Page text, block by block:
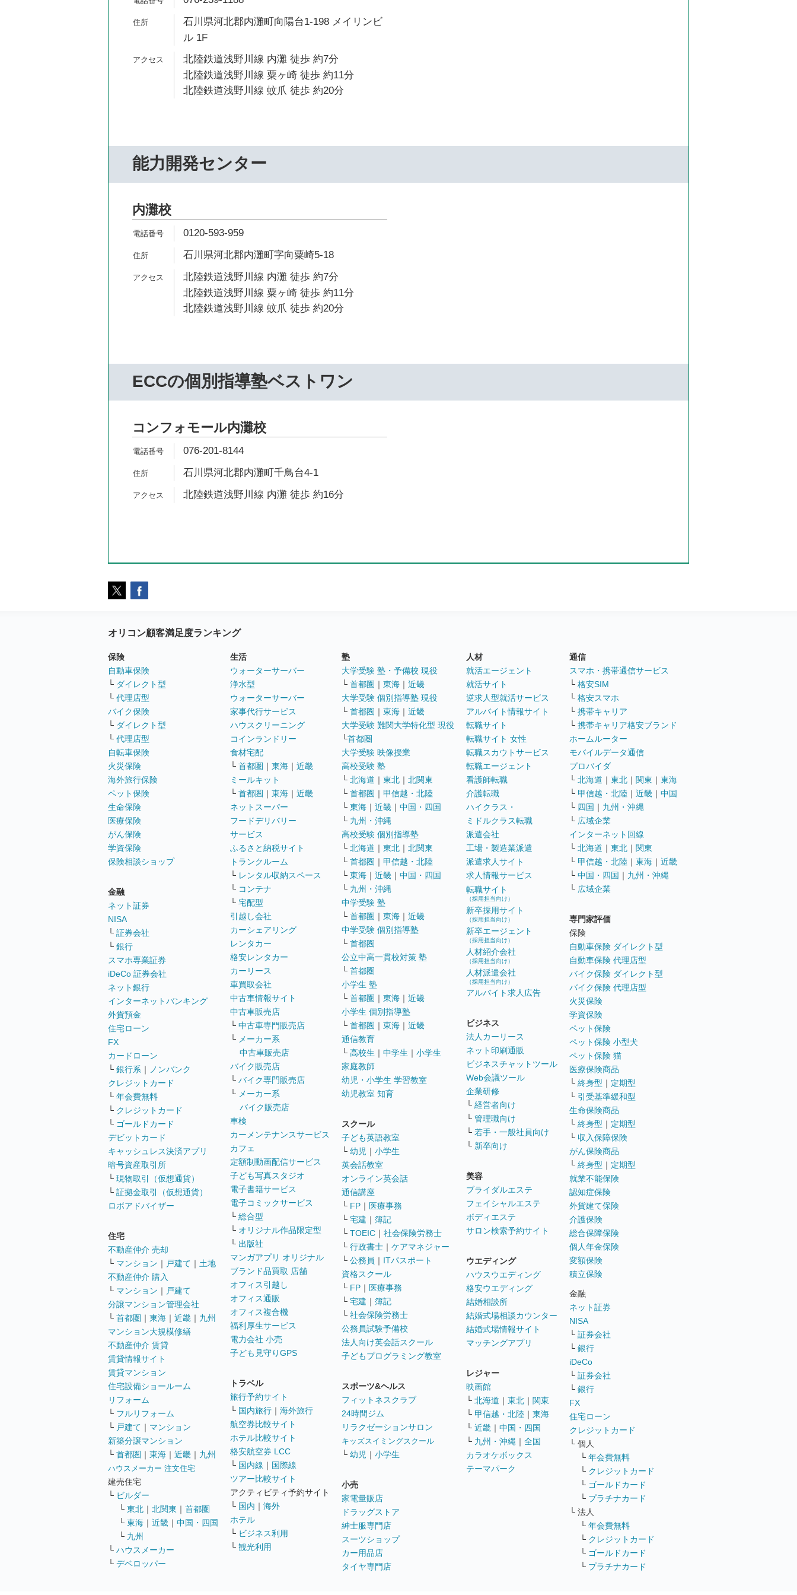
石川県河北郡内灘町向陽台1-198 メイリンビ
ル 1F
北陸鉄道浅野川線 内灘 徒歩 約7分
北陸鉄道浅野川線 粟ヶ崎 徒歩 約11分
北陸鉄道浅野川線 蚊爪 徒歩 約20分
能力開発センター
内灘校
0120-593-959
石川県河北郡内灘町字向粟崎5-18
北陸鉄道浅野川線 内灘 徒歩 約7分
北陸鉄道浅野川線 粟ヶ崎 徒歩 約11分
北陸鉄道浅野川線 蚊爪 徒歩 約20分
ECCの個別指導塾ベストワン
コンフォモール内灘校
076-201-8144
石川県河北郡内灘町千鳥台4-1
北陸鉄道浅野川線 内灘 徒歩 約16分
オリコン顧客満足度ランキング
保険
自動車保険
└ ダイレクト型
└ 代理店型
バイク保険
└ ダイレクト型
└ 代理店型
自転車保険
火災保険
海外旅行保険
ペット保険
生命保険
医療保険
がん保険
学資保険
保険相談ショップ
金融
ネット証券
NISA
└ 証券会社
└ 銀行
スマホ専業証券
iDeCo 証券会社
ネット銀行
インターネットバンキング
外貨預金
住宅ローン
FX
カードローン
└ 銀行系 ｜
ノンバンク
クレジットカード
└ 年会費無料
└ クレジットカード
└ ゴールドカード
デビットカード
キャッシュレス決済アプリ
暗号資産取引所
└ 現物取引（仮想通貨）
└ 証拠金取引（仮想通貨）
ロボアドバイザー
住宅
不動産仲介 売却
└ マンション ｜ 戸建て ｜ 土地
不動産仲介 購入
└ マンション ｜ 戸建て
分譲マンション管理会社
└ 首都圏 ｜ 東海 ｜ 近畿 ｜ 九州
マンション大規模修繕
不動産仲介 賃貸
賃貸情報サイト
賃貸マンション
住宅設備ショールーム
リフォーム
└ フルリフォーム
└ 戸建て ｜ マンション
新築分譲マンション
└ 首都圏 ｜ 東海 ｜ 近畿 ｜ 九州
ハウスメーカー 注文住宅
建売住宅
└ ビルダー
└ 東北 ｜ 北関東 ｜ 首都圏
└ 東海 ｜ 近畿 ｜ 中国・四国
└ 九州
└ ハウスメーカー
└ デベロッパー
生活
ウォーターサーバー
浄水型
ウォーターサーバー
家事代行サービス
ハウスクリーニング
コインランドリー
食材宅配
└ 首都圏 ｜ 東海 ｜ 近畿
ミールキット
└ 首都圏 ｜ 東海 ｜ 近畿
ネットスーパー
フードデリバリー
サービス
ふるさと納税サイト
トランクルーム
└ レンタル収納スペース
└ コンテナ
└ 宅配型
引越し会社
カーシェアリング
レンタカー
格安レンタカー
カーリース
車買取会社
中古車情報サイト
中古車販売店
└ 中古車専門販売店
└ メーカー系
中古車販売店
バイク販売店
└ バイク専門販売店
└ メーカー系
バイク販売店
車検
カーメンテナンスサービス
カフェ
定額制動画配信サービス
子ども写真スタジオ
電子書籍サービス
電子コミックサービス
└ 総合型
└ オリジナル作品限定型
└ 出版社
マンガアプリ オリジナル
ブランド品買取 店舗
オフィス引越し
オフィス通販
オフィス複合機
福利厚生サービス
電力会社 小売
子ども見守りGPS
トラベル
旅行予約サイト
└ 国内旅行 ｜ 海外旅行
航空券比較サイト
ホテル比較サイト
格安航空券 LCC
└ 国内線 ｜ 国際線
ツアー比較サイト
アクティビティ予約サイト
└ 国内 ｜ 海外
ホテル
└ ビジネス利用
└ 観光利用
塾
大学受験 塾・予備校 現役
└ 首都圏 ｜ 東海 ｜ 近畿
大学受験 個別指導塾 現役
└ 首都圏 ｜ 東海 ｜ 近畿
大学受験 難関大学特化型 現役
└首都圏
大学受験 映像授業
高校受験 塾
└ 北海道 ｜ 東北 ｜ 北関東
└ 首都圏 ｜ 甲信越・北陸
└ 東海 ｜ 近畿 ｜ 中国・四国
└ 九州・沖縄
高校受験 個別指導塾
└ 北海道 ｜ 東北 ｜ 北関東
└ 首都圏 ｜ 甲信越・北陸
└ 東海 ｜ 近畿 ｜ 中国・四国
└ 九州・沖縄
中学受験 塾
└ 首都圏 ｜ 東海 ｜ 近畿
中学受験 個別指導塾
└ 首都圏
公立中高一貫校対策 塾
└ 首都圏
小学生 塾
└ 首都圏 ｜ 東海 ｜ 近畿
小学生 個別指導塾
└ 首都圏 ｜ 東海 ｜ 近畿
通信教育
└ 高校生 ｜ 中学生 ｜ 小学生
家庭教師
幼児・小学生 学習教室
幼児教室 知育
スクール
子ども英語教室
└ 幼児 ｜ 小学生
英会話教室
オンライン英会話
通信講座
└ FP ｜ 医療事務
└ 宅建 ｜ 簿記
└ TOEIC ｜ 社会保険労務士
└ 行政書士 ｜ ケアマネジャー
└ 公務員 ｜ ITパスポート
資格スクール
└ FP ｜ 医療事務
└ 宅建 ｜ 簿記
└ 社会保険労務士
公務員試験予備校
法人向け英会話スクール
子どもプログラミング教室
スポーツ&ヘルス
フィットネスクラブ
24時間ジム
リラクゼーションサロン
キッズスイミングスクール
└ 幼児 ｜ 小学生
小売
家電量販店
ドラッグストア
紳士服専門店
スーツショップ
カー用品店
タイヤ専門店
人材
就活エージェント
就活サイト
逆求人型就活サービス
アルバイト情報サイト
転職サイト
転職サイト 女性
転職スカウトサービス
転職エージェント
看護師転職
介護転職
ハイクラス・
ミドルクラス転職
派遣会社
工場・製造業派遣
派遣求人サイト
求人情報サービス
転職サイト
（採用担当向け）
新卒採用サイト
（採用担当向け）
新卒エージェント
（採用担当向け）
人材紹介会社
（採用担当向け）
人材派遣会社
（採用担当向け）
アルバイト求人広告
ビジネス
法人カーリース
ネット印刷通販
ビジネスチャットツール
Web会議ツール
企業研修
└ 経営者向け
└ 管理職向け
└ 若手・一般社員向け
└ 新卒向け
美容
ブライダルエステ
フェイシャルエステ
ボディエステ
サロン検索予約サイト
ウエディング
ハウスウエディング
格安ウエディング
結婚相談所
結婚式場相談カウンター
結婚式場情報サイト
マッチングアプリ
レジャー
映画館
└ 北海道 ｜ 東北 ｜ 関東
└ 甲信越・北陸 ｜ 東海
└ 近畿 ｜ 中国・四国
└ 九州・沖縄 ｜ 全国
カラオケボックス
テーマパーク
通信
スマホ・携帯通信サービス
└ 格安SIM
└ 格安スマホ
└ 携帯キャリア
└ 携帯キャリア格安ブランド
ホームルーター
モバイルデータ通信
プロバイダ
└ 北海道 ｜ 東北 ｜ 関東 ｜ 東海
└ 甲信越・北陸 ｜ 近畿 ｜ 中国
└ 四国 ｜ 九州・沖縄
└ 広域企業
インターネット回線
└ 北海道 ｜ 東北 ｜ 関東
└ 甲信越・北陸 ｜ 東海 ｜ 近畿
└ 中国・四国 ｜ 九州・沖縄
└ 広域企業
専門家評価
保険
自動車保険 ダイレクト型
自動車保険 代理店型
バイク保険 ダイレクト型
バイク保険 代理店型
火災保険
学資保険
ペット保険
ペット保険 小型犬
ペット保険 猫
医療保険商品
└ 終身型 ｜ 定期型
└ 引受基準緩和型
生命保険商品
└ 終身型 ｜ 定期型
└ 収入保障保険
がん保険商品
└ 終身型 ｜ 定期型
就業不能保険
認知症保険
外貨建て保険
介護保険
総合保障保険
個人年金保険
変額保険
積立保険
金融
ネット証券
NISA
└ 証券会社
└ 銀行
iDeCo
└ 証券会社
└ 銀行
FX
住宅ローン
クレジットカード
└ 個人
└ 年会費無料
└ クレジットカード
└ ゴールドカード
└ プラチナカード
└ 法人
└ 年会費無料
└ クレジットカード
└ ゴールドカード
└ プラチナカード